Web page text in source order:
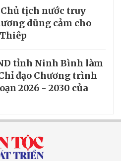
tịch nước truy
dũng cảm cho
tỉnh Ninh Bình làm
đạo Chương trình
2026 - 2030 của